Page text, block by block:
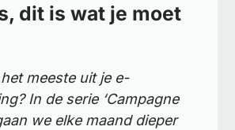
dit is wat je moet
meeste uit je e-
In de serie ‘Campagne
we elke maand dieper